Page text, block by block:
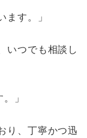
ます。」
いつでも相談し
」
り、丁寧かつ迅